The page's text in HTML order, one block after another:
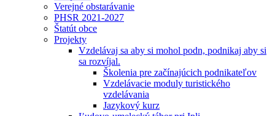
Verejné obstarávanie
PHSR 2021-2027
Štatút obce
Projekty
Vzdelávaj sa aby si mohol podn, podnikaj aby si
sa rozvíjal.
Školenia pre začínajúcich podnikateľov
Vzdelávacie moduly turistického
vzdelávania
Jazykový kurz